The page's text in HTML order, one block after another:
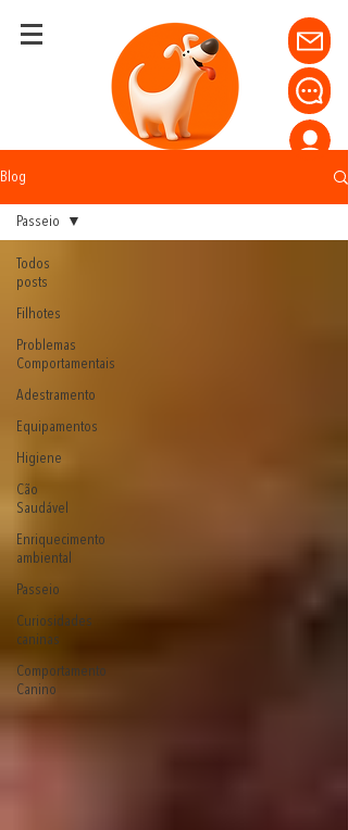
Blog
Todos
posts
Filhotes
Problemas
Comportamentais
Adestramento
Equipamentos
Higiene
Cão
Saudável
Enriquecimento
ambiental
Passeio
Curiosidades
caninas
Comportamento
Canino
Passeio